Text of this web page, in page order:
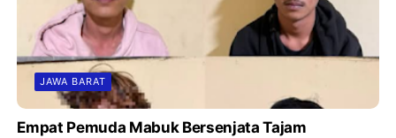
JAWA BARAT
Empat Pemuda Mabuk Bersenjata Tajam